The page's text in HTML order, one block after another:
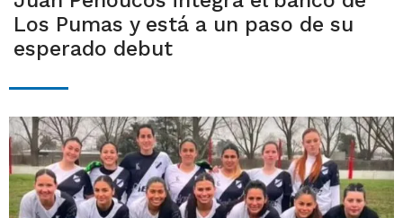
Los Pumas y está a un paso de su
esperado debut